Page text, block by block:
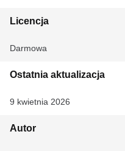
Licencja
Darmowa
Ostatnia aktualizacja
9 kwietnia 2026
Autor